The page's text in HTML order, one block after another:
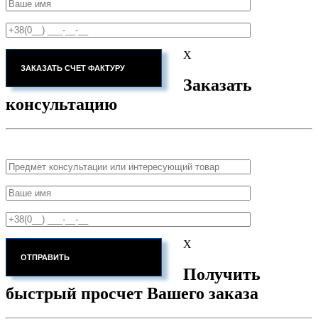
X
Заказать
консультацию
X
Получить
быстрый просчет Вашего заказа